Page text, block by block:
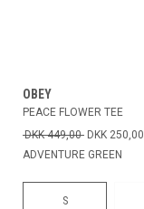
OBEY
PEACE FLOWER TEE
DKK 449,00 DKK 250,00
ADVENTURE GREEN
S